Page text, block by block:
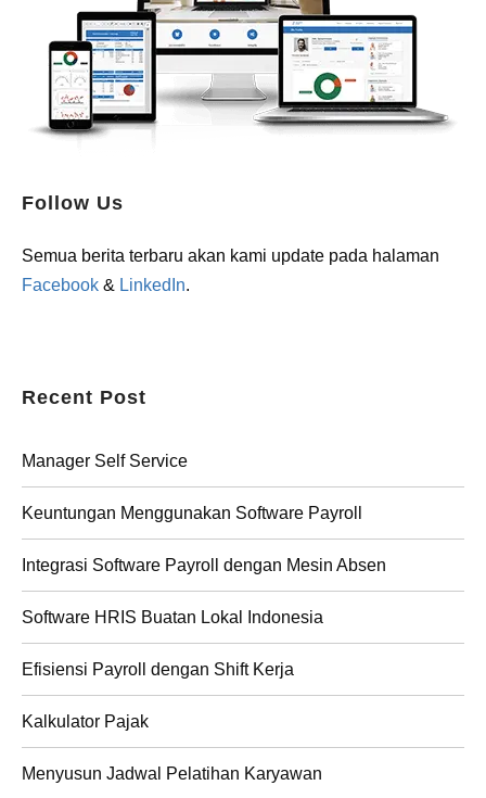
Follow Us
Semua berita terbaru akan kami update pada halaman
Facebook & LinkedIn.
Recent Post
Manager Self Service
Keuntungan Menggunakan Software Payroll
Integrasi Software Payroll dengan Mesin Absen
Software HRIS Buatan Lokal Indonesia
Efisiensi Payroll dengan Shift Kerja
Kalkulator Pajak
Menyusun Jadwal Pelatihan Karyawan